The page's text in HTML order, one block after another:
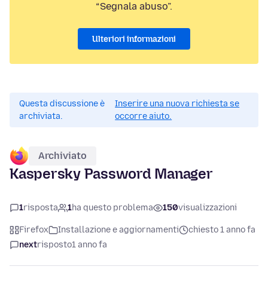
“Segnala abuso”.
Ulteriori informazioni
Questa discussione è
archiviata.
Inserire una nuova richiesta se
occorre aiuto.
Archiviato
Kaspersky Password Manager
1risposta 1ha questo problema 150visualizzazioni
Firefox Installazione e aggiornamenti
chiesto 1 anno fa
nextrisposto1 anno fa